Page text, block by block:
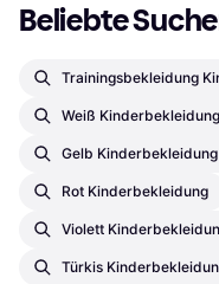
Beliebte
Trainingsbekleidung
Weiß Kinderbekleidung
Gelb Kinderbekleidung
Rot Kinderbekleidung
Violett
Türkis